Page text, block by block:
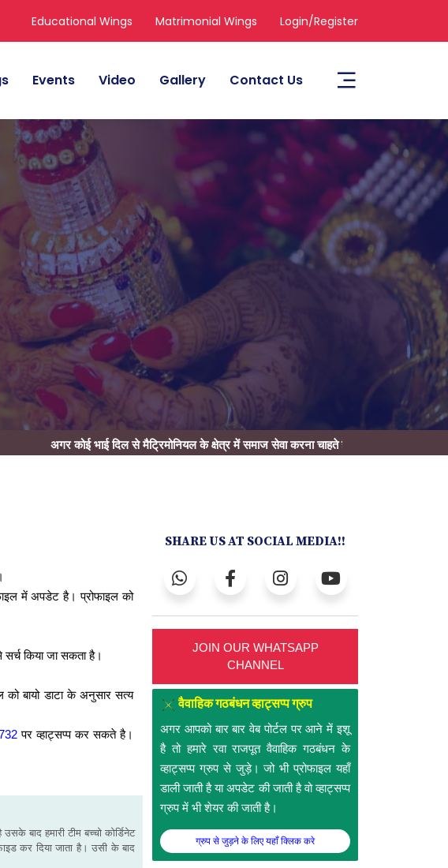
Educational Wings Matrimonial Wings Login/Register
Events Video Gallery Contact Us
कोई भाई दिल से मैट्रिमोनियल के क्षेत्र में समाज सेवा करना चाहते है और नीचे दिए गए कार्यो में हाथ
में अपडेट है। प्रोफाइल को
किया जा सकता है।
को बायो डाटा के अनुसार सत्य
पर व्हाट्सप्प कर सकते है।
बाद हमारी टीम बच्चो कोर्डिनेट
कर दिया जाता है। उसी के बाद
SHARE US AT SOCIAL MEDIA!!
JOIN OUR WHATSAPP
CHANNEL
वैवाहिक गठबंधन व्हाट्सप्प ग्रुप
अगर आपको बार बार वेब पोर्टल पर आने में इशू
है तो हमारे रवा राजपूत वैवाहिक गठबंधन के
व्हाट्सप्प ग्रुप से जुड़े। जो भी प्रोफाइल यहाँ
डाली जाती है या अपडेट की जाती है वो व्हाट्सप्प
ग्रुप में भी शेयर की जाती है।
ग्रुप से जुड़ने के लिए यहाँ क्लिक करे